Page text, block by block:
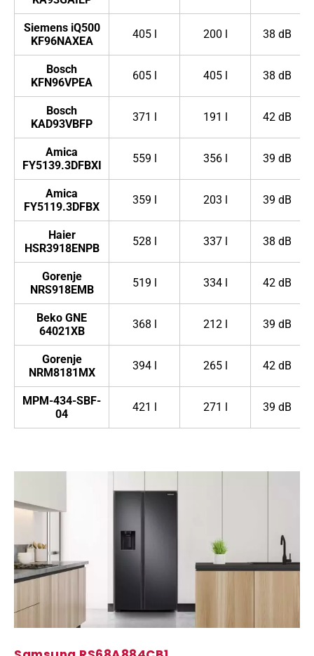
Siemens iQ500
KF96NAXEA
405 l 200 l 38 dB
Bosch
KFN96VPEA
605 l 405 l 38 dB
Bosch
KAD93VBFP
371 l 191 l 42 dB
Amica
FY5139.3DFBXI
559 l 356 l 39 dB
Amica
FY5119.3DFBX
359 l 203 l 39 dB
Haier
HSR3918ENPB
528 l 337 l 38 dB
Gorenje
NRS918EMB
519 l 334 l 42 dB
Beko GNE
64021XB
368 l 212 l 39 dB
Gorenje
NRM8181MX
394 l 265 l 42 dB
MPM-434-SBF-
04
421 l 271 l 39 dB